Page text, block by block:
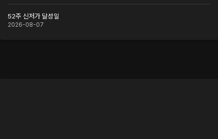
52주 신저가 달성일
2026-08-07